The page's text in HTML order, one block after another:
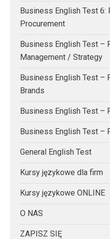
Business English Test
Procurement
Business English Test –
Management / Strategy
Business English Test –
Brands
Business English Test –
Business English Test –
General English Test
Kursy językowe dla firm
Kursy językowe ONLINE
O NAS
ZAPISZ SIĘ